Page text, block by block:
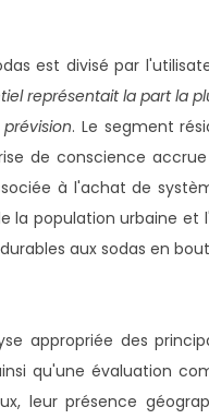
est divisé par
représentait la part la
. Le segment
de conscience
à l'achat de
la population urbaine
aux sodas en
appropriée des
qu'une évaluation
leur présence